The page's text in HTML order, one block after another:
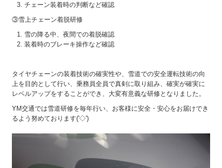
チェーン装着時の判断など確認
③雪上チェーン着脱研修
雪の降る中、夜間での着脱確認
装着時のブレーキ操作など確認
タイヤチェーンの装着技術の確実性や、雪道での安全運転技術の向
上を目的として行い、乗務員全員で真剣に取り組み、確実が確実に
レベルアップをすることができ、大変有意義な研修となりました。
YM交通では雪道研修を毎年行い、お客様に安全・安心をお届けでき
るよう努めております('◇')ゞ